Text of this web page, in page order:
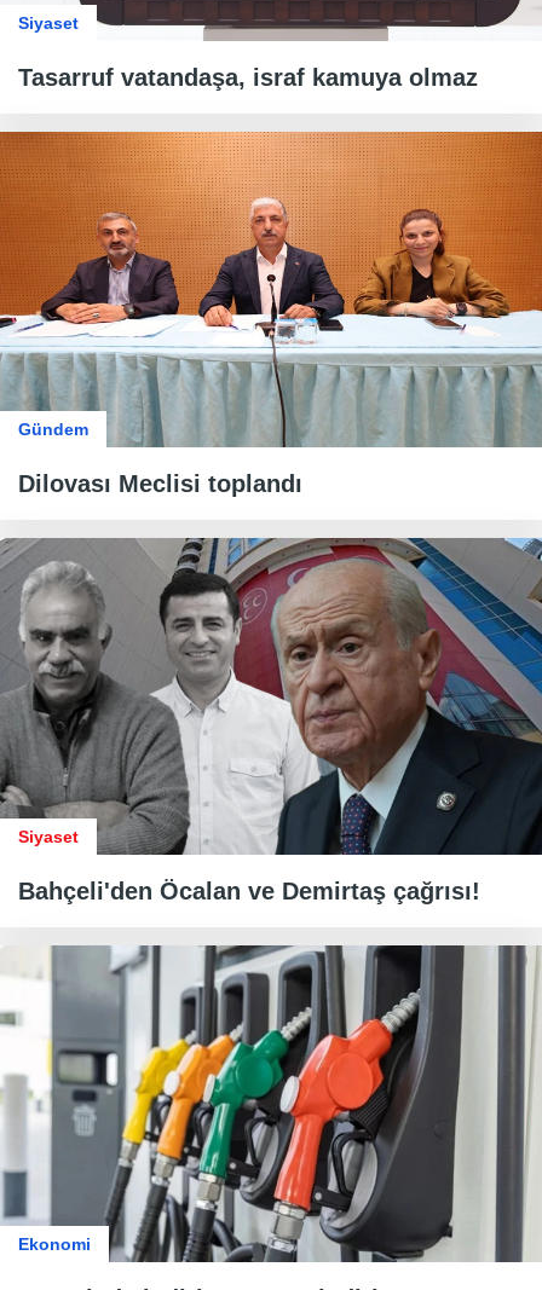
Siyaset
Tasarruf vatandaşa, israf kamuya olmaz
Gündem
Dilovası Meclisi toplandı
Siyaset
Bahçeli'den Öcalan ve Demirtaş çağrısı!
Ekonomi